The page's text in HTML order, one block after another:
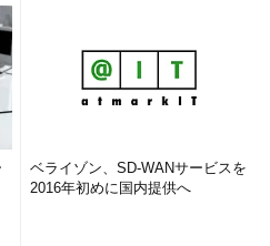
始めた2005年ごろに比べる
りつつある。今後はさらに巧妙な
。SQLインジェクション対策のポ
ベライゾン、SD-WANサービスを
2016年初めに国内提供へ